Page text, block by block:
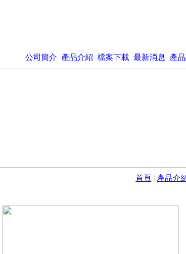
公司簡介 產品介紹 檔案下載 最新消息 產
首頁 | 產品介